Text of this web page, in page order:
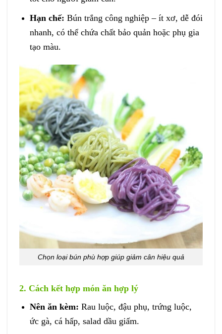
Hạn chế: Bún trắng công nghiệp – ít xơ, dễ đói
nhanh, có thể chứa chất bảo quản hoặc phụ gia
tạo màu.
Chọn loại bún phù hợp giúp giảm cân hiệu quả
2. Cách kết hợp món ăn hợp lý
Nên ăn kèm: Rau luộc, đậu phụ, trứng luộc,
ức gà, cá hấp, salad dầu giấm.